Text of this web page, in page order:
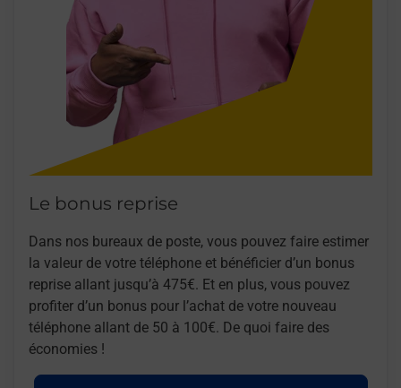
Le bonus reprise
Dans nos bureaux de poste, vous pouvez faire estimer
la valeur de votre téléphone et bénéficier d’un bonus
reprise allant jusqu’à 475€. Et en plus, vous pouvez
profiter d’un bonus pour l’achat de votre nouveau
téléphone allant de 50 à 100€. De quoi faire des
économies !